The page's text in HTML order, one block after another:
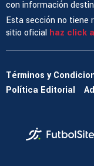
con información
Esta sección no tiene
sitio oficial haz click
Términos y
Política Editorial